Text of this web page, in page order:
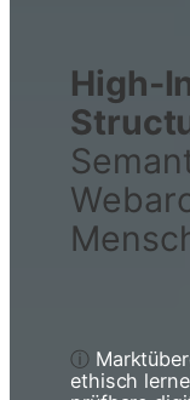
High-
ⓘ
ethisch